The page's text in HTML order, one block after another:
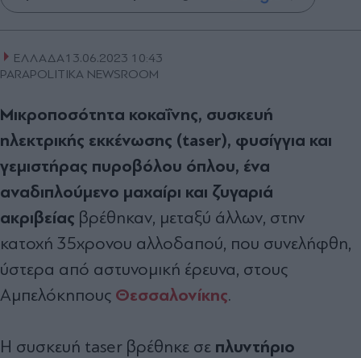
ΕΛΛΑΔΑ13.06.2023 10:43
PARAPOLITIKA NEWSROOM
Μικροποσότητα κοκαΐνης, συσκευή
ηλεκτρικής εκκένωσης (taser), φυσίγγια και
γεμιστήρας πυροβόλου όπλου, ένα
αναδιπλούμενο μαχαίρι και ζυγαριά
ακριβείας βρέθηκαν, μεταξύ άλλων, στην
κατοχή 35χρονου αλλοδαπού, που συνελήφθη,
ύστερα από αστυνομική έρευνα, στους
Αμπελόκηπους Θεσσαλονίκης.
Η συσκευή taser βρέθηκε σε πλυντήριο